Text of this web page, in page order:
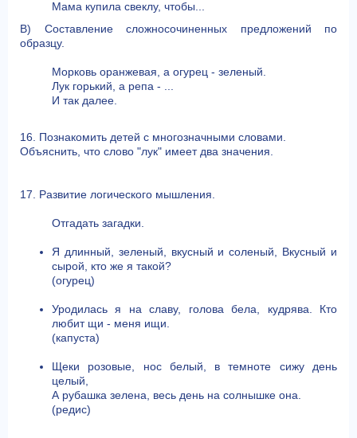
Мама купила свеклу, чтобы...
В) Составление сложносочиненных предложений по
образцу.
Морковь оранжевая, а огурец - зеленый.
Лук горький, а репа - ...
И так далее.
16. Познакомить детей с многозначными словами.
Объяснить, что слово "лук" имеет два значения.
17. Развитие логического мышления.
Отгадать загадки.
Я длинный, зеленый, вкусный и соленый, Вкусный и
сырой, кто же я такой?
(огурец)
Уродилась я на славу, голова бела, кудрява. Кто
любит щи - меня ищи.
(капуста)
Щеки розовые, нос белый, в темноте сижу день
целый,
А рубашка зелена, весь день на солнышке она.
(редис)